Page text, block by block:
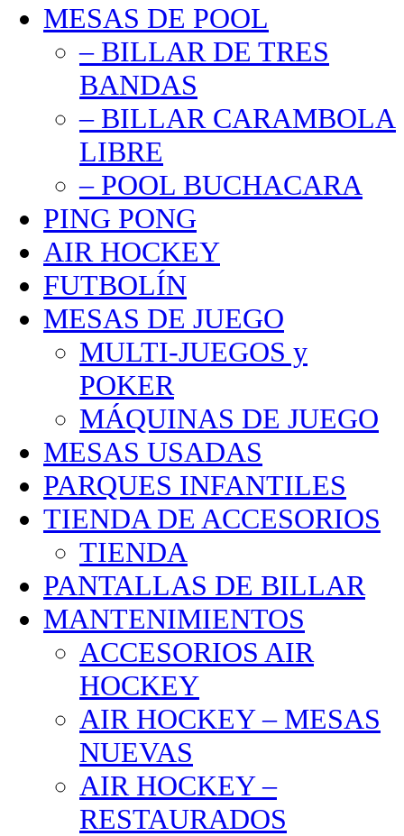
MESAS DE POOL
– BILLAR DE TRES
BANDAS
– BILLAR CARAMBOLA
LIBRE
– POOL BUCHACARA
PING PONG
AIR HOCKEY
FUTBOLÍN
MESAS DE JUEGO
MULTI-JUEGOS y
POKER
MÁQUINAS DE JUEGO
MESAS USADAS
PARQUES INFANTILES
TIENDA DE ACCESORIOS
TIENDA
PANTALLAS DE BILLAR
MANTENIMIENTOS
ACCESORIOS AIR
HOCKEY
AIR HOCKEY – MESAS
NUEVAS
AIR HOCKEY –
RESTAURADOS